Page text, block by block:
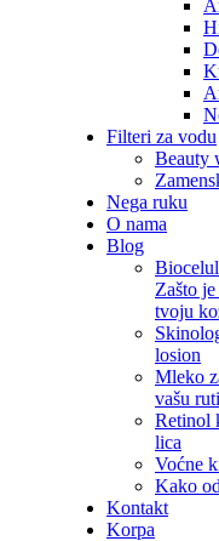
Filteri za vodu
Beauty
Nega ruku
O nama
Blog
Zašto
tvoju
losion
Mleko
vašu
Retinol
lica
Voćne
Kako
Kontakt
Korpa